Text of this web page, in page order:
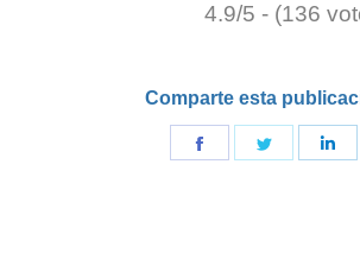
4.9/5 - (136
Comparte esta
CompartirCompartir